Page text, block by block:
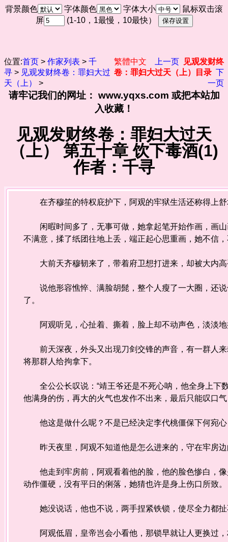
背景颜色 字体颜色 字体大小
鼠标双击滚
屏
(1-10，1最慢，10最快）
位置:首页 > 作家列表 > 千
寻 > 见观发财终卷：罪妇大过
天（上）
>
繁體中文 上一页
见观发财终
卷：罪妇大过天（上）目录 下
一页
请牢记我们的网址： www.yqxs.com 或把本站加
入收藏！
见观发财终卷：罪妇大过天
（上） 第五十章 饮下毒酒(1)
作者：千寻
在齐穆笙的特权庇护下，阿观的牢狱生活还称得上舒
闲暇时间多了，无事可做，她拿起笔开始作画，画山
不满意，揉了纸团往地上丢，端正起心思重画，她不信
大前天齐穆韧来了，带着府卫想打进来，却被大内高
说他形容憔悴、满脸胡髭，整个人瘦了一大圈，还说
了。
阿观听见，心扯着、撕着，脸上却不动声色，淡淡地
前天深夜，外头又出现刀剑交锋的声音，有一群人来
将那群人给拘拿下。
全公公长叹说：“靖王爷还是不死心呐，他全身上下
他满身的伤，再大的火气也发作不出来，最后只能叹口
他这是做什么呢？不是已经决定李代桃僵保下何宛心
昨天夜里，阿观不知道他是怎么进来的，守在牢房边
他走到牢房前，阿观看着他的脸，他的脸色惨白，像
动作僵硬，没有平日的俐落，她猜也许是身上伤口所致。
她没说话，他也不说，两手捏紧铁锁，使尽全力都扯
阿观低眉，皇帝岂会小看他，那锁早就让人更换过，